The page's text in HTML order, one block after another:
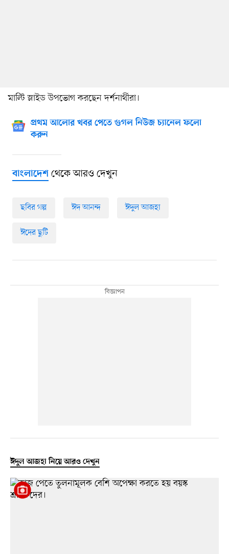
মাল্টি স্লাইড উপভোগ করছেন দর্শনার্থীরা।
প্রথম আলোর খবর পেতে গুগল নিউজ চ্যানেল ফলো
করুন
বাংলাদেশথেকে আরও দেখুন
ছবির গল্প ঈদ আনন্দ ঈদুল আজহা
ঈদের ছুটি
ঈদুল আজহা নিয়ে আরও দেখুন